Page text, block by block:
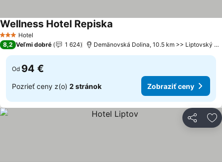
3 Počet hviezdičiek
Hotel
Wellness Hotel Repiska
8,2 Veľmi dobré 1 624 Demänovská Dolina, 10.5 km >> Liptovský Mikuláš
Od 94 €
Pozrieť ceny z(o) 2 stránok Zobraziť ceny
Zdieľať